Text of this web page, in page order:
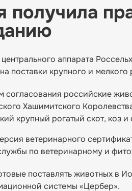
получила
аппарата
поставки крупного и
согласования российские
Хашимитского
крупный рогатый скот, коз и
ветеринарного
по ветеринарному и
поставлять животных в
системы «Цербер».